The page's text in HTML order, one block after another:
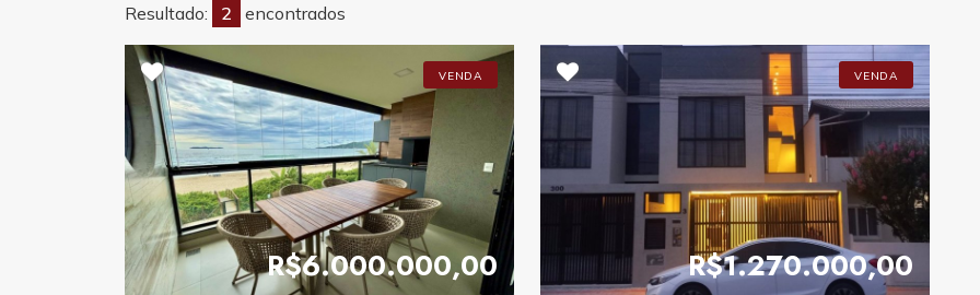
Resultado: 2 encontrados
VENDA
R$6.000.000,00
VENDA
R$1.270.000,00